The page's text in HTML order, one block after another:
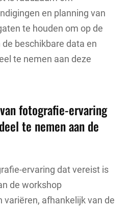
en planning van
te houden om op de
beschikbare data en
te nemen aan deze
fotografie-ervaring
te nemen aan de
ervaring dat vereist is
de workshop
afhankelijk van de